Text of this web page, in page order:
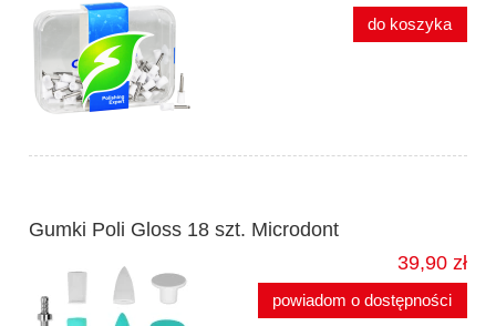
do koszyka
Gumki Poli Gloss 18 szt. Microdont
39,90 zł
powiadom o dostępności